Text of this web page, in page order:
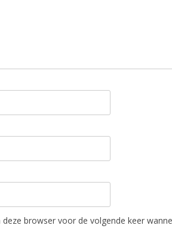
browser voor de volgende keer